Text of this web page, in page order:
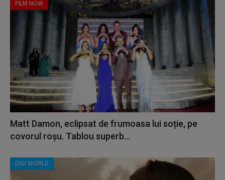
FILM NOW
Matt Damon, eclipsat de frumoasa lui soție, pe
covorul roșu. Tablou superb...
DIGI WORLD